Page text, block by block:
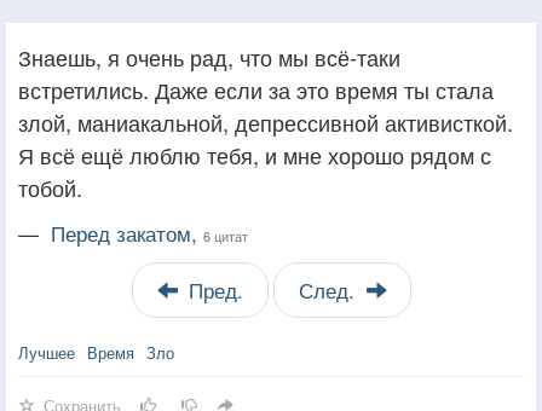
Знаешь, я очень рад, что мы всё-таки
встретились. Даже если за это время ты стала
злой, маниакальной, депрессивной активисткой.
Я всё ещё люблю тебя, и мне хорошо рядом с
тобой.
— Перед закатом, 6 цитат
Пред. След.
Лучшее Время Зло
Сохранить